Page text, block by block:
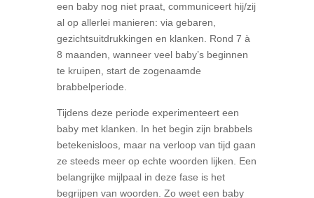
een baby nog niet praat, communiceert hij/zij
al op allerlei manieren: via gebaren,
gezichtsuitdrukkingen en klanken. Rond 7 à
8 maanden, wanneer veel baby’s beginnen
te kruipen, start de zogenaamde
brabbelperiode.
Tijdens deze periode experimenteert een
baby met klanken. In het begin zijn brabbels
betekenisloos, maar na verloop van tijd gaan
ze steeds meer op echte woorden lijken. Een
belangrijke mijlpaal in deze fase is het
begrijpen van woorden. Zo weet een baby